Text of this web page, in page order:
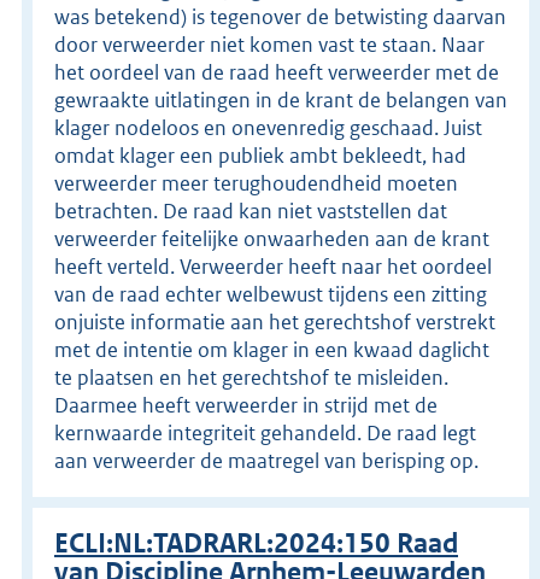
was betekend) is tegenover de betwisting daarvan
door verweerder niet komen vast te staan. Naar
het oordeel van de raad heeft verweerder met de
gewraakte uitlatingen in de krant de belangen van
klager nodeloos en onevenredig geschaad. Juist
omdat klager een publiek ambt bekleedt, had
verweerder meer terughoudendheid moeten
betrachten. De raad kan niet vaststellen dat
verweerder feitelijke onwaarheden aan de krant
heeft verteld. Verweerder heeft naar het oordeel
van de raad echter welbewust tijdens een zitting
onjuiste informatie aan het gerechtshof verstrekt
met de intentie om klager in een kwaad daglicht
te plaatsen en het gerechtshof te misleiden.
Daarmee heeft verweerder in strijd met de
kernwaarde integriteit gehandeld. De raad legt
aan verweerder de maatregel van berisping op.
ECLI:NL:TADRARL:2024:150 Raad
van Discipline Arnhem-Leeuwarden